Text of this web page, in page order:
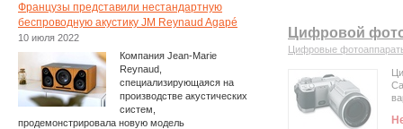
Цифровой
Цифровые
Французы представили нестандартную
беспроводную акустику JM Reynaud Agapé
10 июля 2022
Компания Jean-Marie
Reynaud,
специализирующаяся на
производстве акустических
систем,
продемонстрировала новую модель